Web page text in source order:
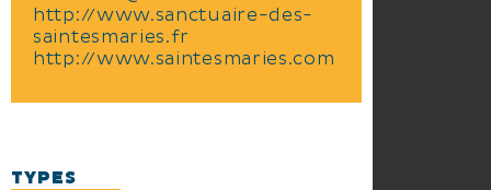
http://www.sanctuaire-des-
saintesmaries.fr
http://www.saintesmaries.com
TYPES